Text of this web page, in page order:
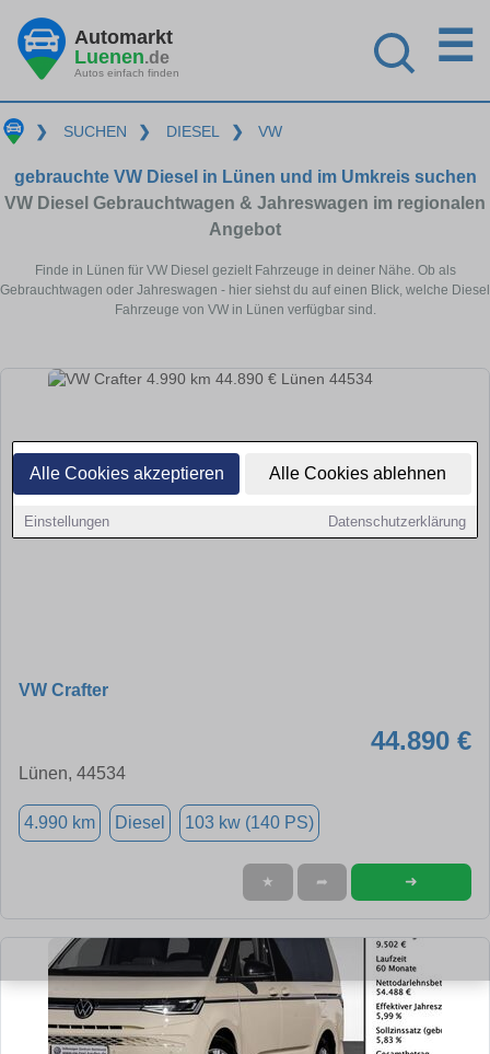
Alle Cookies akzeptieren Alle Cookies ablehnen
Einstellungen Datenschutzerklärung
Automarkt
Luenen.de
Autos einfach finden
☰
❯ SUCHEN ❯ DIESEL ❯ VW
gebrauchte VW Diesel in Lünen und im Umkreis suchen
VW Diesel Gebrauchtwagen & Jahreswagen im regionalen
Angebot
Finde in Lünen für VW Diesel gezielt Fahrzeuge in deiner Nähe. Ob als
Gebrauchtwagen oder Jahreswagen - hier siehst du auf einen Blick, welche Diesel
Fahrzeuge von VW in Lünen verfügbar sind.
VW Crafter
44.890 €
Lünen, 44534
4.990 km Diesel 103 kw (140 PS)
★ ➦ ➜